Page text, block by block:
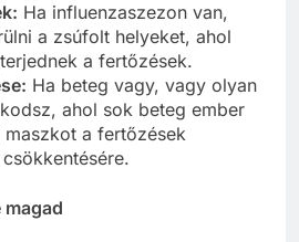
Ha influenzaszezon van,
a zsúfolt helyeket, ahol
a fertőzések.
Ha beteg vagy, vagy olyan
ahol sok beteg ember
maszkot a fertőzések